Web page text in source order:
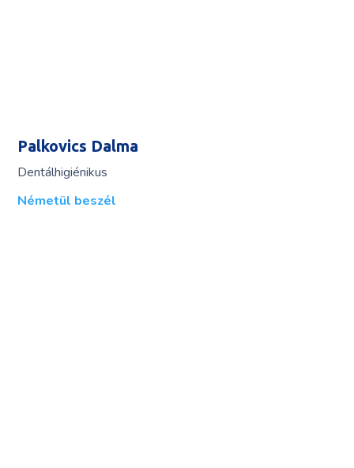
Palkovics Dalma
Dentálhigiénikus
Németül beszél